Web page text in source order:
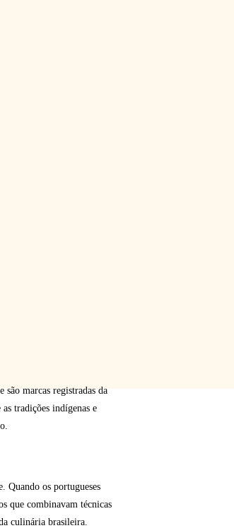
marcas registradas da
tradições indígenas e
Quando os portugueses
que combinavam técnicas
culinária brasileira.